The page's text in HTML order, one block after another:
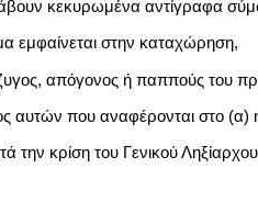
κεκυρωμένα αντίγραφα
εμφαίνεται στην καταχώρηση,
απόγονος ή παππούς του
αυτών που αναφέρονται στο
κρίση του Γενικού